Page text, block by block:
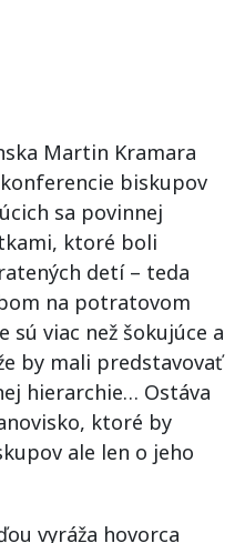
Martin Kramara
biskupov
sa povinnej
ktoré boli
detí – teda
na potratovom
sú viac než šokujúce a
by mali predstavovať
hierarchie… Ostáva
ktoré by
ale len o jeho
vyráža hovorca